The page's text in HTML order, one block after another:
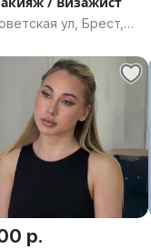
ул, Брест,
р.